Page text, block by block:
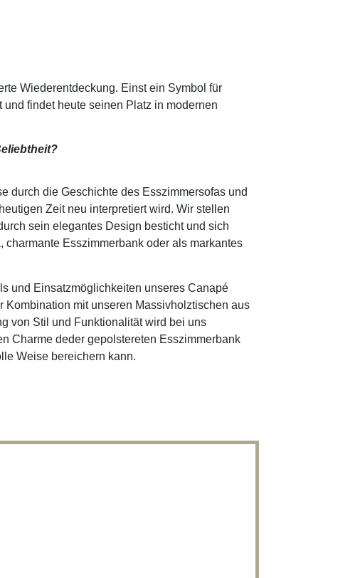
Wiederentdeckung. Einst ein Symbol für
findet heute seinen Platz in modernen
durch die Geschichte des Esszimmersofas und
Zeit neu interpretiert wird. Wir stellen
sein elegantes Design besticht und sich
Esszimmerbank oder als markantes
und Einsatzmöglichkeiten unseres Canapé
Kombination mit unseren Massivholztischen aus
von Stil und Funktionalität wird bei uns
Charme deder gepolstereten Esszimmerbank
Weise bereichern kann.